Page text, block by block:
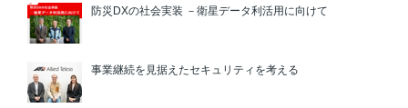
防災DXの社会実装 －衛星データ利活用に向けて
事業継続を見据えたセキュリティを考える